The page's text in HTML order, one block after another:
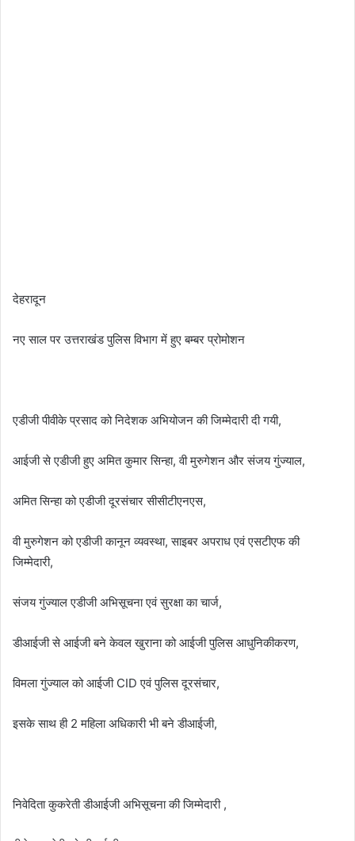
देहरादून
नए साल पर उत्तराखंड पुलिस विभाग में हुए बम्बर प्रोमोशन
एडीजी पीवीके प्रसाद को निदेशक अभियोजन की जिम्मेदारी दी गयी,
आईजी से एडीजी हुए अमित कुमार सिन्हा, वी मुरुगेशन और संजय गुंज्याल,
अमित सिन्हा को एडीजी दूरसंचार सीसीटीएनएस,
वी मुरुगेशन को एडीजी कानून व्यवस्था, साइबर अपराध एवं एसटीएफ की
जिम्मेदारी,
संजय गुंज्याल एडीजी अभिसूचना एवं सुरक्षा का चार्ज,
डीआईजी से आईजी बने केवल खुराना को आईजी पुलिस आधुनिकीकरण,
विमला गुंज्याल को आईजी CID एवं पुलिस दूरसंचार,
इसके साथ ही 2 महिला अधिकारी भी बने डीआईजी,
निवेदिता कुकरेती डीआईजी अभिसूचना की जिम्मेदारी ,